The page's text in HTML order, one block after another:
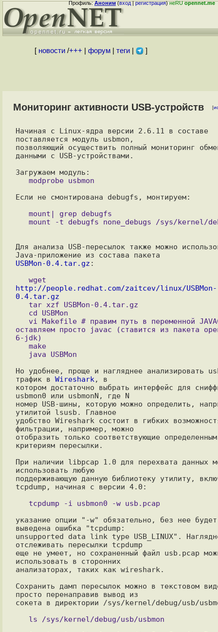
Профиль:Аноним(вход|регистрация)неRUopennet.me
[ новости/+++ форум| теги| ]
Мониторинг активности USB-устройств [
Начиная с Linux-ядра версии 2.6.11 в составе
поставляется модуль usbmon,
позволяющий осуществить полный мониторинг
данными с USB-устройствами.
Если не смонтирована debugfs, монтируем:
Для анализа USB-пересылок также можно
USBMon-0.4.tar.gz
http://people.redhat.com/zaitcev/linux/USBMon-
0.4.tar.gz
оставляем просто javac (ставится из пакета
6-jdk)
Но удобнее, проще и нагляднее анализировать
трафик в Wireshark , в
котором достаточно выбрать интерфейс для
usbmon0 или usbmonN, где N
номер USB-шины, которую можно определить,
утилитой lsusb. Главное
удобство Wireshark состоит в гибких
фильтрации, например, можно
отобразить только соответствующие определенным
критериям пересылки.
При наличии libpcap 1.0 для перехвата данных
использовать любую
поддерживающую данную библиотеку утилиту,
tcpdump, начиная с версии 4.0:
указание опции "-w" обязательно, без нее будет
выведена ошибка "tcpdump:
unsupported data link type USB_LINUX".
отслеживать пересылки tcpdump
еще не умеет, но сохраненный файл usb.pcap
использовать в сторонних
анализаторах, таких как wireshark.
Сохранить дамп пересылок можно в текстовом
просто перенаправив вывод из
сокета в директории /sys/kernel/debug/usb/